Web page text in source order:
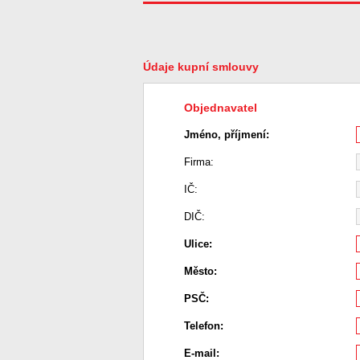
Údaje kupní smlouvy
Objednavatel
Jméno, příjmení:
Firma:
IČ:
DIČ:
Ulice:
Město:
PSČ:
Telefon:
E-mail: